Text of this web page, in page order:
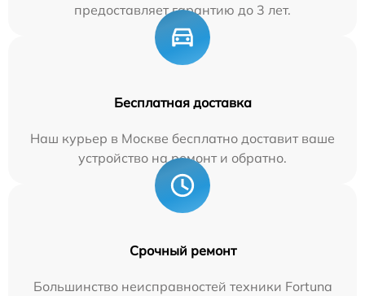
предоставляет гарантию до 3 лет.
Бесплатная доставка
Наш курьер в Москве бесплатно доставит ваше
устройство на ремонт и обратно.
Срочный ремонт
Большинство неисправностей техники Fortuna